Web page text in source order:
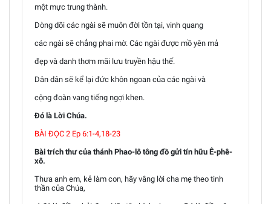
một mực trung thành.
Dòng dõi các ngài sẽ muôn đời tồn tại, vinh quang
các ngài sẽ chẳng phai mờ. Các ngài được mồ yên mả
đẹp và danh thơm mãi lưu truyền hậu thế.
Dân dân sẽ kể lại đức khôn ngoan của các ngài và
cộng đoàn vang tiếng ngợi khen.
Đó là Lời Chúa.
BÀI ĐỌC 2 Ep 6:1-4,18-23
Bài trích thư của thánh Phao-lô tông đồ gửi tín hữu Ê-phê-
xô.
Thưa anh em, kẻ làm con, hãy vâng lời cha mẹ theo tinh
thần của Chúa,